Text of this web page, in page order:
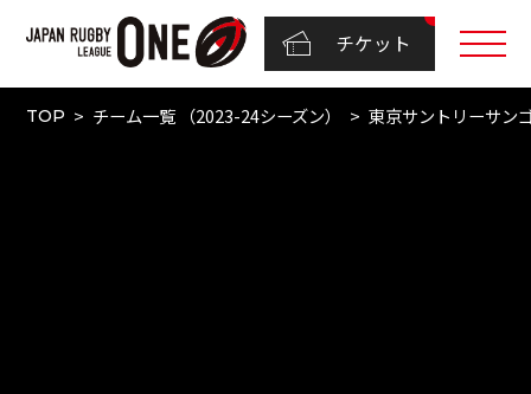
チケット
TOP チーム一覧 （2023-24シーズン） 東京サントリーサン